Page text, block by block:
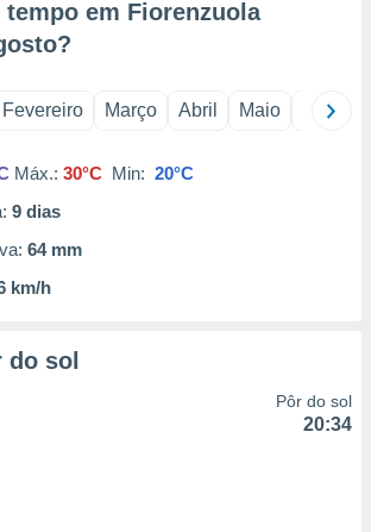
tempo em Fiorenzuola
?
Fevereiro Março Abril Maio Junho
Máx.: 30°C Min: 20°C
9 dias
64 mm
km/h
do sol
Pôr do sol
20:34